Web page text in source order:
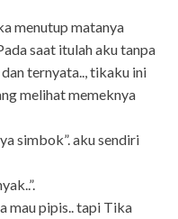
menutup matanya
saat itulah aku tanpa
ternyata.., tikaku ini
melihat memeknya
simbok”. aku sendiri
mau pipis.. tapi Tika